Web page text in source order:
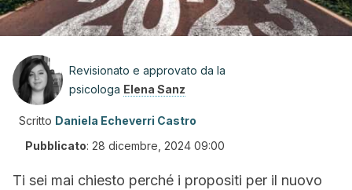
Revisionato e approvato da la
psicologa Elena Sanz
Scritto Daniela Echeverri Castro
Pubblicato: 28 dicembre, 2024 09:00
Ti sei mai chiesto perché i propositi per il nuovo